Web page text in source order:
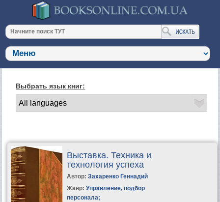
Выбрать язык книг:
Выставка. Техника и
технология успеха
Автор: Захаренко Геннадий
Жанр: Управление, подбор
персонала;